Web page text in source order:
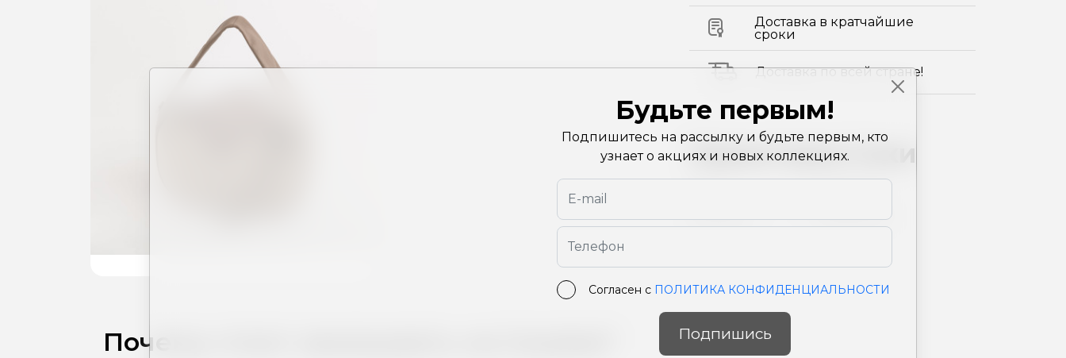
Доставка в кратчайшие
сроки
Доставка по всей стране!
Характеристики
Размеры
11X39X28 см
Почему стоит заказывать на Carpisa?
Будьте первым!
Подпишитесь на рассылку и будьте первым, кто
узнает о акциях и новых коллекциях.
Согласен с ПОЛИТИКА КОНФИДЕНЦИАЛЬНОСТИ
Подпишись